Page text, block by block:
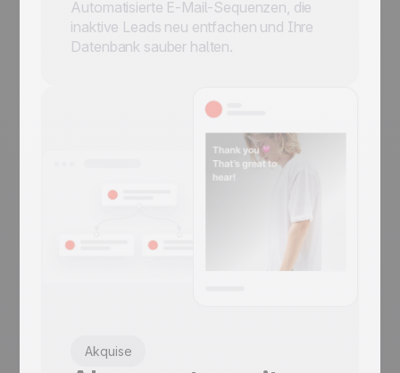
Automatisierte E-Mail-Sequenzen, die
inaktive Leads neu entfachen und Ihre
Datenbank sauber halten.
Akquise